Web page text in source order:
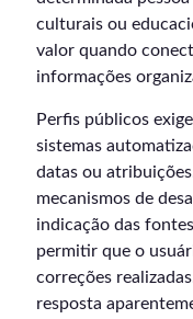
culturais ou
valor quando
informações
Perfis públicos
sistemas
datas ou
mecanismos de
indicação das
permitir que o
correções
resposta